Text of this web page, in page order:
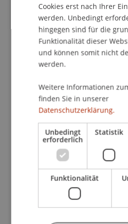
und damit die Bandbreite
Family Officern sowie von
beraten, überwachen und
Dienstleistungen anbieten,
aufgreifen. Dabei soll die
Office Standorts
Chancen im Fokus stehen.
der Veranstaltung ist es,
Community (va
und ihre Berater) in
hinaus am Family Office
Mittwochabend
wird
die aktuelle Studie Family
Cookies erst nach Ihrer
werden. Unbedingt
hingegen sind für die
Funktionalität dieser
und können somit nicht
werden.
Weitere Informationen
finden Sie in unserer
Datenschutzerklärung.
Unbedingt
erforderlich
Statistik
Funktionalität